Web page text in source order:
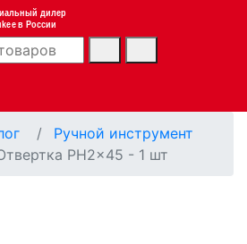
дилер
в России
Ручной инструмент
PH2x45 - 1 шт